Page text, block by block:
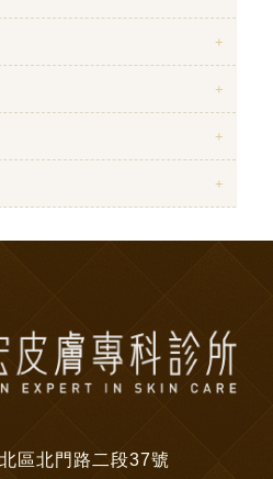
區北門路二段37號